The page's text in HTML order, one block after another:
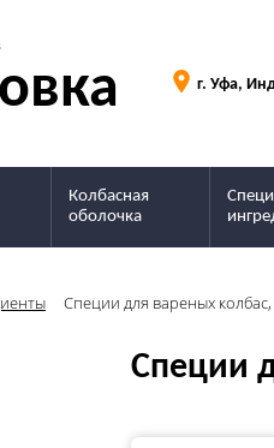
г. Уфа,
Колбасная
оболочка
Специи для вареных
Специи